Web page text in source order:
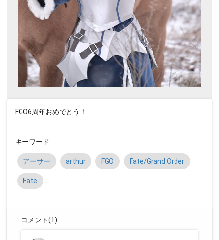
FGO6周年おめでとう！
キーワード
アーサー arthur FGO Fate/Grand Order
Fate
コメント(1)